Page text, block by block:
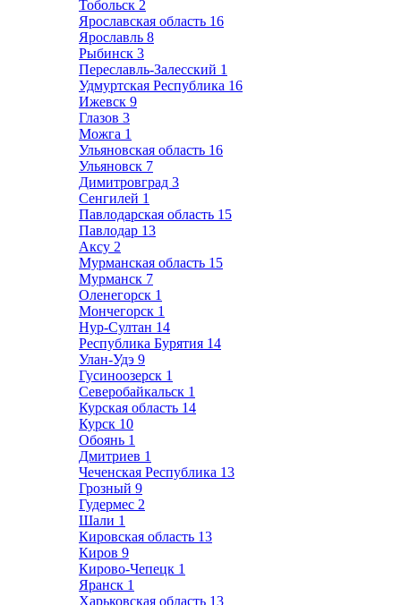
Тобольск 2
Ярославская область 16
Ярославль 8
Рыбинск 3
Переславль-Залесский 1
Удмуртская Республика 16
Ижевск 9
Глазов 3
Можга 1
Ульяновская область 16
Ульяновск 7
Димитровград 3
Сенгилей 1
Павлодарская область 15
Павлодар 13
Аксу 2
Мурманская область 15
Мурманск 7
Оленегорск 1
Мончегорск 1
Нур-Султан 14
Республика Бурятия 14
Улан-Удэ 9
Гусиноозерск 1
Северобайкальск 1
Курская область 14
Курск 10
Обоянь 1
Дмитриев 1
Чеченская Республика 13
Грозный 9
Гудермес 2
Шали 1
Кировская область 13
Киров 9
Кирово-Чепецк 1
Яранск 1
Харьковская область 13